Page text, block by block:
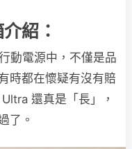
紹：
動電源中，不僅是品
時都在懷疑有沒有賠
還真是「長」，
了。